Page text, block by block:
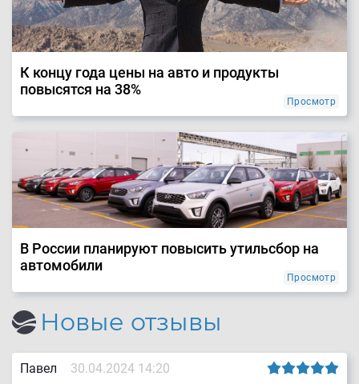
К концу года цены на авто и продукты
повысятся на 38%
Просмотр
В России планируют повысить утильсбор на
автомобили
Просмотр
Новые отзывы
Павел 30.04.2024 14:20